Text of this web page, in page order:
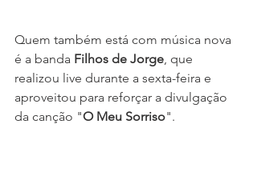
Quem também está com música nova
é a banda Filhos de Jorge, que
realizou live durante a sexta-feira e
aproveitou para reforçar a divulgação
da canção "O Meu Sorriso".